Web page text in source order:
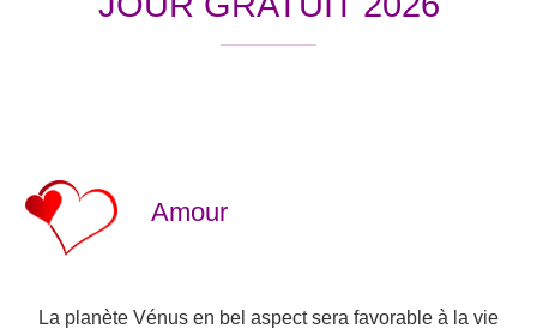
Amour
La planète Vénus en bel aspect sera favorable à la vie